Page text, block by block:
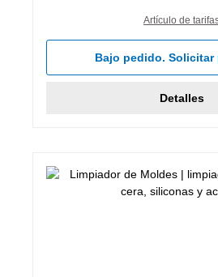
Artículo de
Bajo pedido. Solicitar
Detalles